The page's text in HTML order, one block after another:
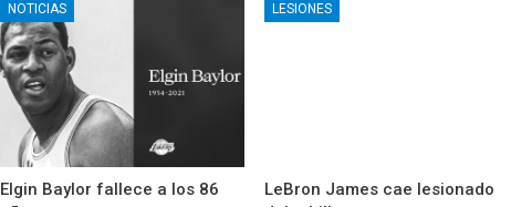
NOTICIAS
Elgin Baylor fallece a los 86
LESIONES
LeBron James cae lesionado